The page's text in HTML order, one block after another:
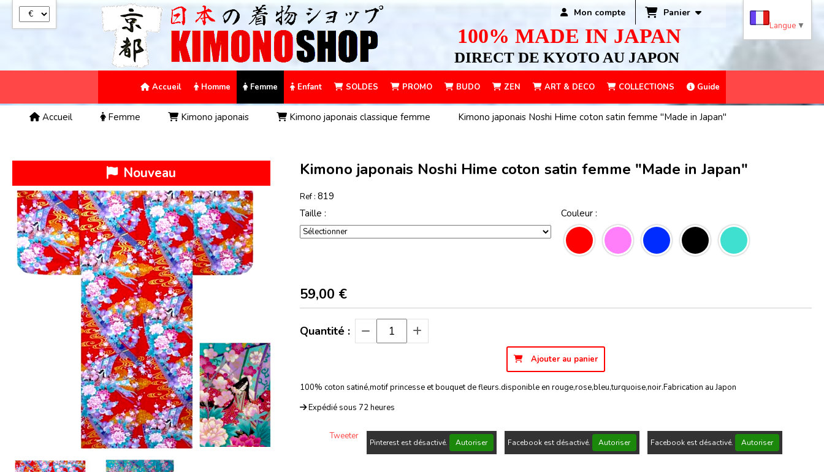
100% MADE IN JAPAN
DIRECT DE KYOTO AU JAPON
Mon compte Panier
Accueil Homme Femme Enfant SOLDES PROMO BUDO ZEN ART & DECO COLLECTIONS Guide
Accueil Femme Kimono japonais Kimono japonais classique femme Kimono japonais Noshi Hime coton satin femme "Made in Japan"
Nouveau Kimono japonais Noshi Hime coton satin femme "Made in Japan"
Ref : 819
Taille :
Couleur :
59,00 €
Quantité :
Ajouter au panier
100% coton satiné,motif princesse et bouquet de fleurs.disponible en rouge,rose,bleu,turquoise,noir.Fabrication au Japon
Expédié sous 72 heures
Tweeter
Pinterest est désactivé. Autoriser Facebook est désactivé. Autoriser Facebook est désactivé. Autoriser
Langue ▼
Panneau de gestion des cookies